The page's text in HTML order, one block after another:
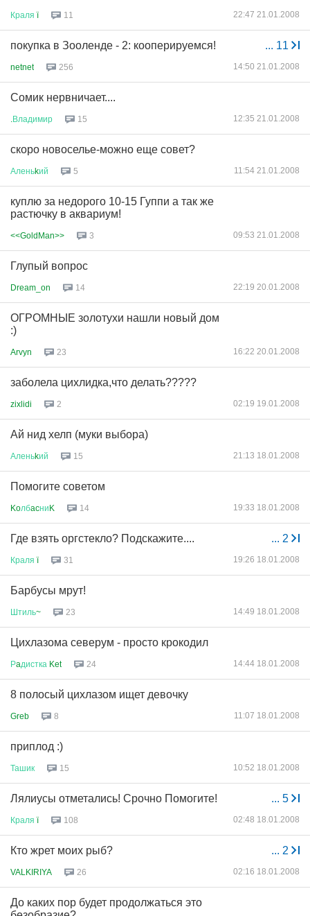
Краля ї 11 22:47 21.01.2008
... 11
покупка в Зооленде - 2: кооперируемся!
netnet 256 14:50 21.01.2008
Сомик нервничает....
Владимир 15 12:35 21.01.2008
скоро новоселье-можно еще совет?
Аленьkий 5 11:54 21.01.2008
куплю за недорого 10-15 Гуппи а так же
растючку в аквариум!
<<GoldMan>> 3 09:53 21.01.2008
Глупый вопрос
Dream_on 14 22:19 20.01.2008
ОГРОМНЫЕ золотухи нашли новый дом
:)
Arvyn 23 16:22 20.01.2008
заболела цихлидка,что делать?????
zixlidi 2 02:19 19.01.2008
Ай нид хелп (муки выбора)
Аленьkий 15 21:13 18.01.2008
Помогите советом
KoлбacниK 14 19:33 18.01.2008
... 2
Где взять оргстекло? Подскажите....
Краля ї 31 19:26 18.01.2008
Барбусы мрут!
Штиль~ 23 14:49 18.01.2008
Цихлазома северум - просто крокодил
Рaдистка Ket 24 14:44 18.01.2008
8 полосый цихлазом ищет девочку
Greb 8 11:07 18.01.2008
приплод :)
Ташик 15 10:52 18.01.2008
... 5
Лялиусы отметались! Срочно Помогите!
Краля ї 108 02:48 18.01.2008
... 2
Кто жрет моих рыб?
VALKIRIYA 26 02:16 18.01.2008
До каких пор будет продолжаться это